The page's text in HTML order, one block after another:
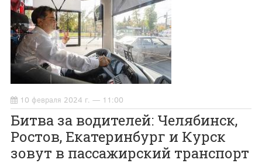
10 февраля 2024 г. — 11:00
Битва за водителей: Челябинск,
Ростов, Екатеринбург и Курск
зовут в пассажирский транспорт